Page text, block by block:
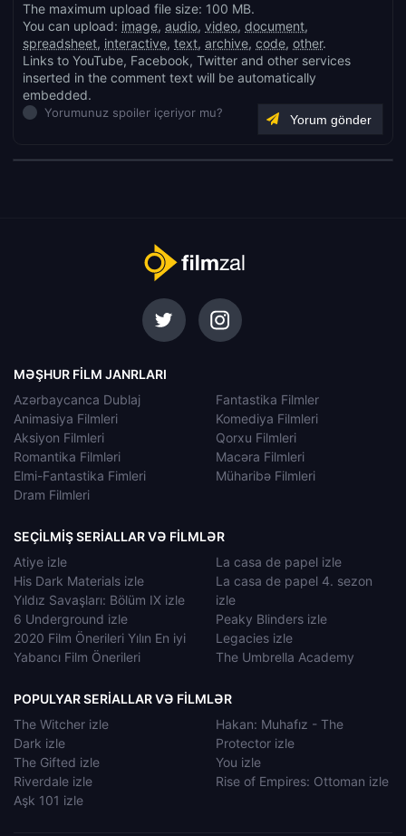
The maximum upload file size: 100 MB.
You can upload: image, audio, video, document,
spreadsheet, interactive, text, archive, code, other.
Links to YouTube, Facebook, Twitter and other services
inserted in the comment text will be automatically
embedded.
Yorumunuz spoiler içeriyor mu?
MƏŞHUR FILM JANRLARI
Azərbaycanca Dublaj
Animasiya Filmleri
Aksiyon Filmleri
Romantika Filmləri
Elmi-Fantastika Fimleri
Dram Filmleri
Fantastika Filmler
Komediya Filmleri
Qorxu Filmleri
Macəra Filmleri
Müharibə Filmleri
SEÇILMIŞ SERIALLAR VƏ FILMLƏR
Atiye izle
His Dark Materials izle
Yıldız Savaşları: Bölüm IX izle
6 Underground izle
2020 Film Önerileri Yılın En iyi
Yabancı Film Önerileri
La casa de papel izle
La casa de papel 4. sezon
izle
Peaky Blinders izle
Legacies izle
The Umbrella Academy
POPULYAR SERIALLAR VƏ FILMLƏR
The Witcher izle
Dark izle
The Gifted izle
Riverdale izle
Aşk 101 izle
Hakan: Muhafız - The
Protector izle
You izle
Rise of Empires: Ottoman izle